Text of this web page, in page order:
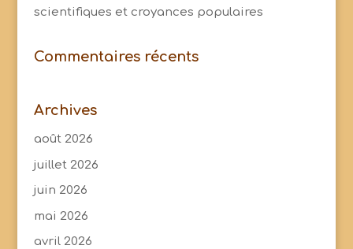
scientifiques et croyances populaires
Commentaires récents
Archives
août 2026
juillet 2026
juin 2026
mai 2026
avril 2026